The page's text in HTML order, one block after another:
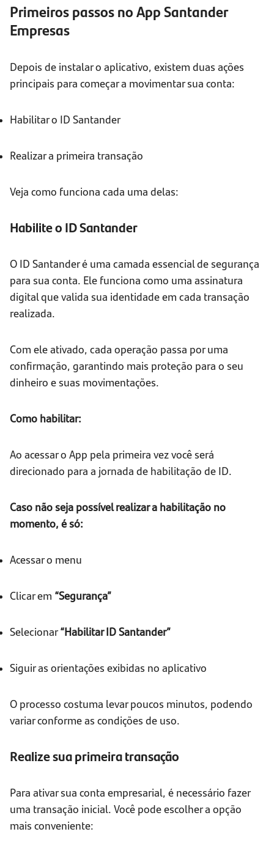
Primeiros passos no App Santander
Empresas
Depois de instalar o aplicativo, existem duas ações
principais para começar a movimentar sua conta:
Habilitar o ID Santander
Realizar a primeira transação
Veja como funciona cada uma delas:
Habilite o ID Santander
O ID Santander é uma camada essencial de segurança
para sua conta. Ele funciona como uma assinatura
digital que valida sua identidade em cada transação
realizada.
Com ele ativado, cada operação passa por uma
confirmação, garantindo mais proteção para o seu
dinheiro e suas movimentações.
Como habilitar:
Ao acessar o App pela primeira vez você será
direcionado para a jornada de habilitação de ID.
Caso não seja possível realizar a habilitação no
momento, é só:
Acessar o menu
Clicar em “Segurança”
Selecionar“Habilitar ID Santander”
Siguir as orientações exibidas no aplicativo
O processo costuma levar poucos minutos, podendo
variar conforme as condições de uso.
Realize sua primeira transação
Para ativar sua conta empresarial, é necessário fazer
uma transação inicial. Você pode escolher a opção
mais conveniente: